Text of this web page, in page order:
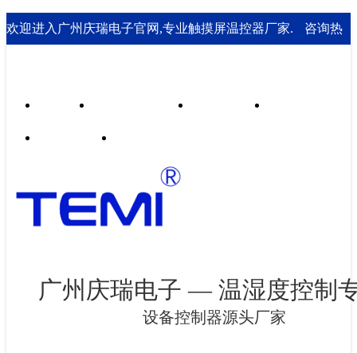
欢迎进入广州庆瑞电子官网,专业触摸屏温控器厂家. 咨询热
广州庆瑞电子 — 温湿度控制
设备控制器源头厂家